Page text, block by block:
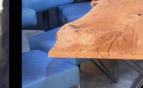
Couchtisch
Pendelleuchte